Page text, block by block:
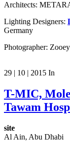
Architects:
Lighting Designers:
Germany
Photographer:
29 | 10 | 2015 In
T-MIC,
Tawam
site
Al Ain, Abu Dhabi